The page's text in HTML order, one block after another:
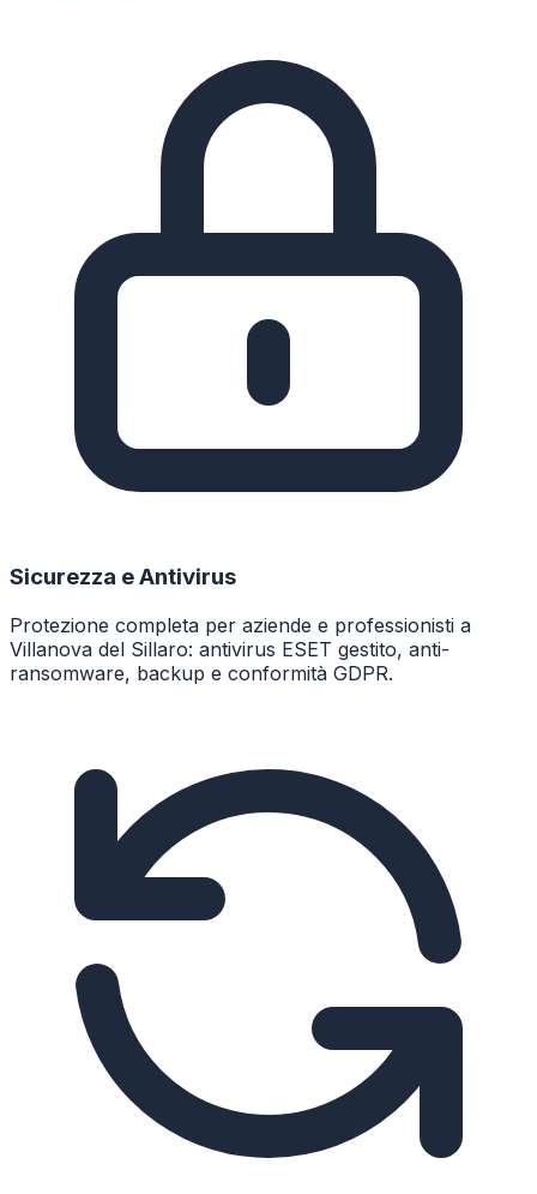
Sicurezza e Antivirus
Protezione completa per aziende e professionisti a
Villanova del Sillaro: antivirus ESET gestito, anti-
ransomware, backup e conformità GDPR.